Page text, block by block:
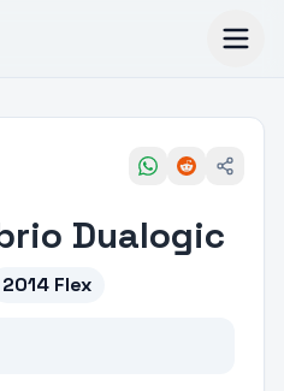
Dualogic
2014 Flex